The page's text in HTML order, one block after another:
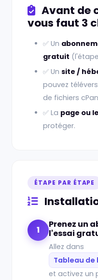
Avant de
vous faut 3
✅ Un
gratuit
✅ Un site /
pouvez
de fichiers
✅ La page ou
protéger.
ÉTAPE PAR ÉTAPE
1
Prenez un
l'essai
Allez dans
Tableau
et activez un